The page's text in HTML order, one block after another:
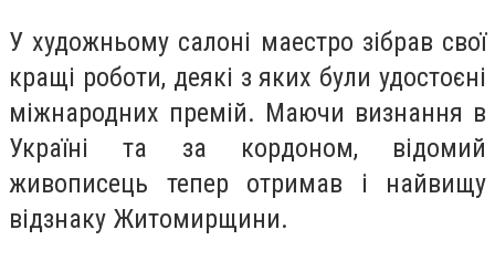
У художньому салоні маестро зібрав свої
кращі роботи, деякі з яких були удостоєні
міжнародних премій. Маючи визнання в
Україні та за кордоном, відомий
живописець тепер отримав і найвищу
відзнаку Житомирщини.